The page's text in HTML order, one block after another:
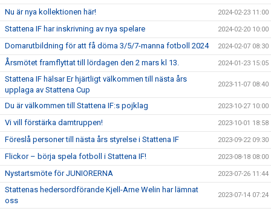
Nu är nya kollektionen här! 2024-02-23 11:00
Stattena IF har inskrivning av nya spelare 2024-02-20 10:00
Domarutbildning för att få döma 3/5/7-manna fotboll 2024 2024-02-07 08:30
Årsmötet framflyttat till lördagen den 2 mars kl 13. 2024-01-23 15:05
Stattena IF hälsar Er hjärtligt välkommen till nästa års
upplaga av Stattena Cup
2023-11-07 08:40
Du är välkommen till Stattena IF:s pojklag 2023-10-27 10:00
Vi vill förstärka damtruppen! 2023-10-01 18:58
Föreslå personer till nästa års styrelse i Stattena IF 2023-09-22 09:30
Flickor – börja spela fotboll i Stattena IF! 2023-08-18 08:00
Nystartsmöte för JUNIORERNA 2023-07-26 11:44
Stattenas hedersordförande Kjell-Arne Welin har lämnat
oss
2023-07-14 07:24